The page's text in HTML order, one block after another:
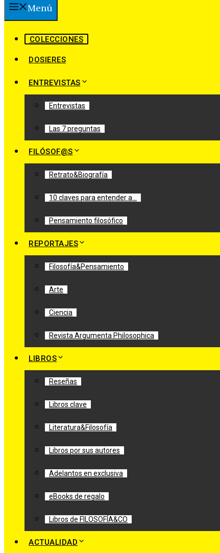
Menú
COLECCIONES
DOSIERES
ENTREVISTAS
Entrevistas
Las 7 preguntas
FILÓSOF@S
Retrato&Biografía
10 claves para entender a…
Pensamiento filosófico
REPORTAJES
Filosofía&Pensamiento
Arte
Ciencia
Revista Argumenta Philosophica
LIBROS
Reseñas
Libros clave
Literatura&Filosofía
Libros por sus autores
Adelantos en exclusiva
eBooks de regalo
Libros de FILOSOFÍA&CO
ACTUALIDAD